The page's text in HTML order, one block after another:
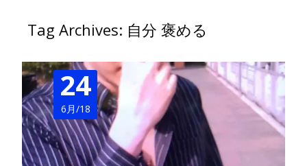
Tag Archives: 自分 褒める
24
6月/18